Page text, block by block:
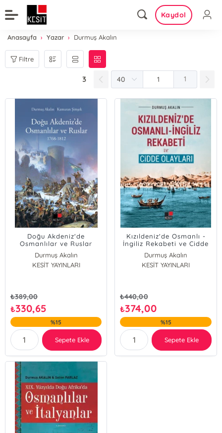
Kaydol
Anasayfa Yazar Durmuş Akalın
Filtre
3 1
Doğu Akdeniz'de
Osmanlılar ve Ruslar
1768-1812
Durmuş Akalın
Kamuran Şimşek
KESİT YAYINLARI
₺389,00
₺330,65
%15
Sepete Ekle
Kızıldeniz'de Osmanlı -
İngiliz Rekabeti ve Cidde
Olayları
Durmuş Akalın
KESİT YAYINLARI
₺440,00
₺374,00
%15
Sepete Ekle